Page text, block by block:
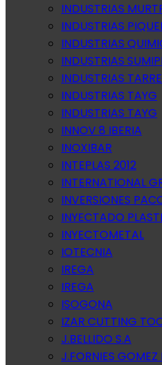
INDUSTRIAS
INDUSTRIAS
INDUSTRIAS
INDUSTRIAS
INDUSTRIAS
INDUSTRIAS TAYG
INDUSTRIAS TAYG
INNOV 8 IBERIA
INOXIBAR
INTEPLAS 2012
INTERNATIONAL
INVERSIONES
INYECTADO
INYECTOMETAL
IOTECNIA
IREGA
IREGA
ISOGONA
IZAR CUTTING
J.BELLIDO S.A
J.FORNIES GOMEZ